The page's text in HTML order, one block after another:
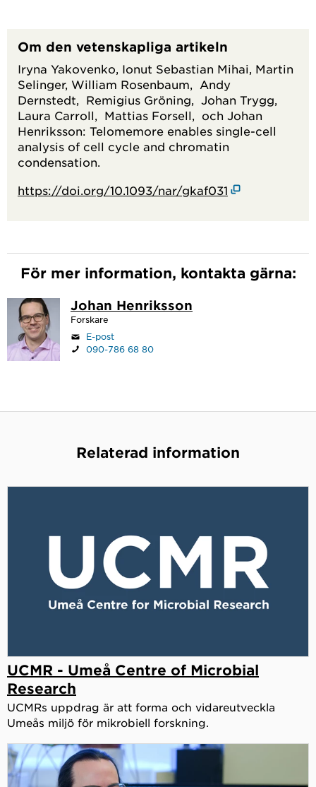
Om den vetenskapliga artikeln
Iryna Yakovenko, Ionut Sebastian Mihai, Martin
Selinger, William Rosenbaum, Andy
Dernstedt, Remigius Gröning, Johan Trygg,
Laura Carroll, Mattias Forsell, och Johan
Henriksson: Telomemore enables single-cell
analysis of cell cycle and chromatin
condensation.
https://doi.org/10.1093/nar/gkaf031
För mer information, kontakta gärna:
Johan Henriksson
Forskare
E-post
090-786 68 80
Relaterad information
UCMR - Umeå Centre of Microbial
Research
UCMRs uppdrag är att forma och vidareutveckla
Umeås miljö för mikrobiell forskning.